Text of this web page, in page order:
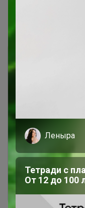
Чтобы
необходимо
Войти
Леныра
Тетради с
От 12 до 100